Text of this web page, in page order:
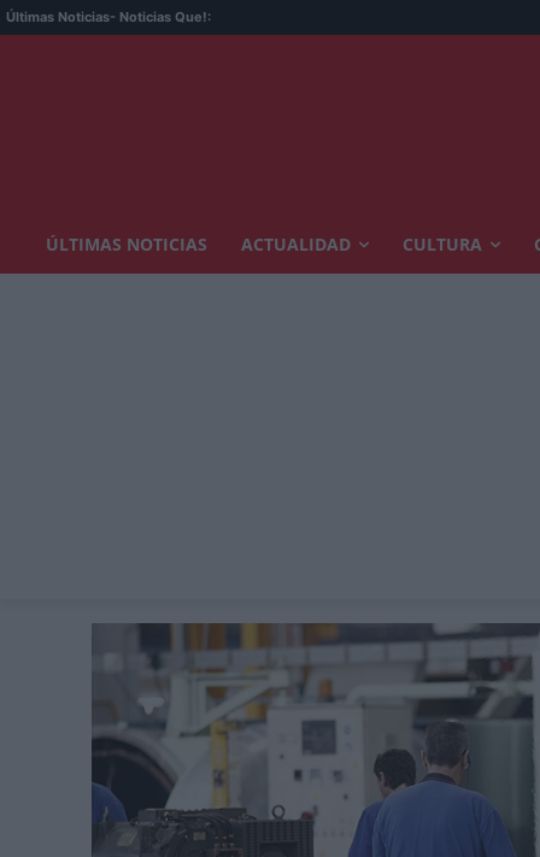
Últimas Noticias- Noticias Que!:
ÚLTIMAS NOTICIAS ACTUALIDAD CULTURA